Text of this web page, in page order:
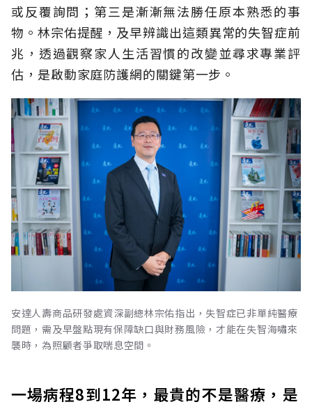
或反覆詢問；第三是漸漸無法勝任原本熟悉的事
物。林宗佑提醒，及早辨識出這類異常的失智症前
兆，透過觀察家人生活習慣的改變並尋求專業評
估，是啟動家庭防護網的關鍵第一步。
安達人壽商品研發處資深副總林宗佑指出，失智症已非單純醫療
問題，需及早盤點現有保障缺口與財務風險，才能在失智海嘯來
襲時，為照顧者爭取喘息空間。
一場病程8到12年，最貴的不是醫療，是